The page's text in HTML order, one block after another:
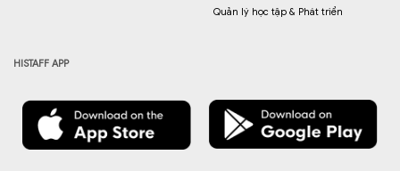
Quản lý học tập & Phát triển
HISTAFF APP